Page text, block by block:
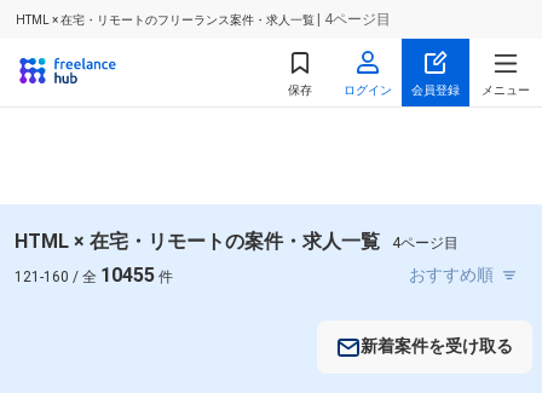
HTML × 在宅・リモートのフリーランス案件・求人一覧 | 4ページ目
保存 ログイン 会員登録 メニュー
HTML × 在宅・リモートの案件・求人一覧
4ページ目
121-160 / 全 10455 件
新着案件を受け取る